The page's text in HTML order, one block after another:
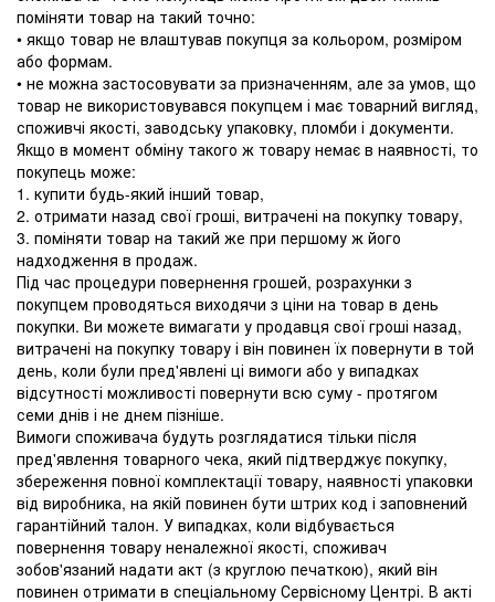
поміняти товар на такий точно:
• якщо товар не влаштував покупця за кольором, розміром
або формам.
• не можна застосовувати за призначенням, але за умов, що
товар не використовувався покупцем і має товарний вигляд,
споживчі якості, заводську упаковку, пломби і документи.
Якщо в момент обміну такого ж товару немає в наявності, то
покупець може:
1. купити будь-який інший товар,
2. отримати назад свої гроші, витрачені на покупку товару,
3. поміняти товар на такий же при першому ж його
надходження в продаж.
Під час процедури повернення грошей, розрахунки з
покупцем проводяться виходячи з ціни на товар в день
покупки. Ви можете вимагати у продавця свої гроші назад,
витрачені на покупку товару і він повинен їх повернути в той
день, коли були пред'явлені ці вимоги або у випадках
відсутності можливості повернути всю суму - протягом
семи днів і не днем ​​пізніше.
Вимоги споживача будуть розглядатися тільки після
пред'явлення товарного чека, який підтверджує покупку,
збереження повної комплектації товару, наявності упаковки
від виробника, на якій повинен бути штрих код і заповнений
гарантійний талон. У випадках, коли відбувається
повернення товару неналежної якості, споживач
зобов'язаний надати акт (з круглою печаткою), який він
повинен отримати в спеціальному Сервісному Центрі. В акті